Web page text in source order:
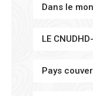
Dans le
LE
Pays